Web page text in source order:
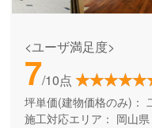
<ユーザ満足度>
7/10点
坪単価(建物価格のみ)：
施工対応エリア： 岡山県